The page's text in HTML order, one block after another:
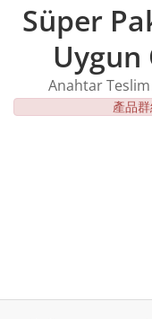
Süper
Uygun
Anahtar Teslim
產品